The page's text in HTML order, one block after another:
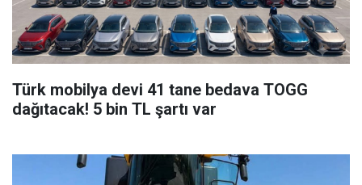
Türk mobilya devi 41 tane bedava TOGG
dağıtacak! 5 bin TL şartı var